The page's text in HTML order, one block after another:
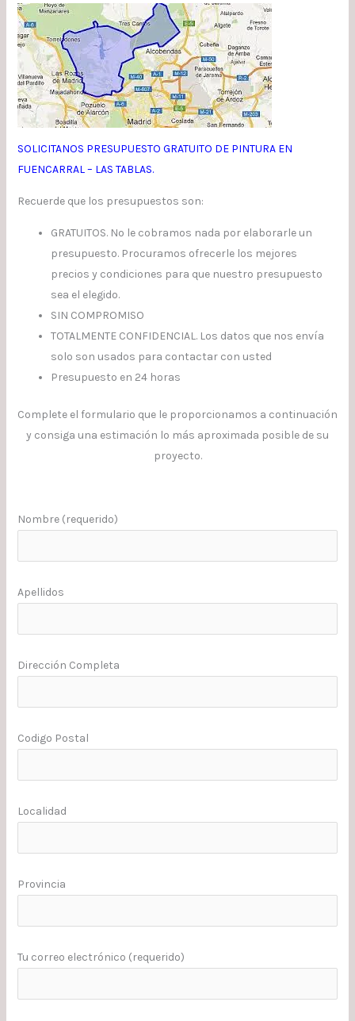
SOLICITANOS PRESUPUESTO GRATUITO DE PINTURA EN
FUENCARRAL – LAS TABLAS.
Recuerde que los presupuestos son:
GRATUITOS. No le cobramos nada por elaborarle un
presupuesto. Procuramos ofrecerle los mejores
precios y condiciones para que nuestro presupuesto
sea el elegido.
SIN COMPROMISO
TOTALMENTE CONFIDENCIAL. Los datos que nos envía
solo son usados para contactar con usted
Presupuesto en 24 horas
Complete el formulario que le proporcionamos a continuación
y consiga una estimación lo más aproximada posible de su
proyecto.
Nombre (requerido)
Apellidos
Dirección Completa
Codigo Postal
Localidad
Provincia
Tu correo electrónico (requerido)